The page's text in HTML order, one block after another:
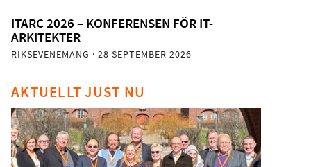
ITARC 2026 – KONFERENSEN FÖR IT-
ARKITEKTER
RIKSEVENEMANG · 28 SEPTEMBER 2026
AKTUELLT JUST NU